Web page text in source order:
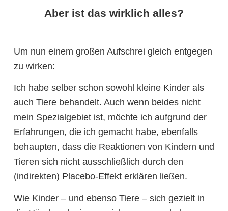
Aber ist das wirklich alles?
Um nun einem großen Aufschrei gleich entgegen
zu wirken:
Ich habe selber schon sowohl kleine Kinder als
auch Tiere behandelt. Auch wenn beides nicht
mein Spezialgebiet ist, möchte ich aufgrund der
Erfahrungen, die ich gemacht habe, ebenfalls
behaupten, dass die Reaktionen von Kindern und
Tieren sich nicht ausschließlich durch den
(indirekten) Placebo-Effekt erklären ließen.
Wie Kinder – und ebenso Tiere – sich gezielt in